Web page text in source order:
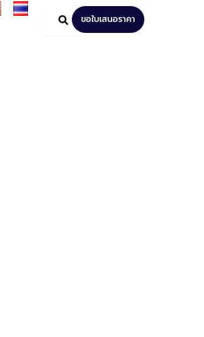
ขอใบเสนอราคา